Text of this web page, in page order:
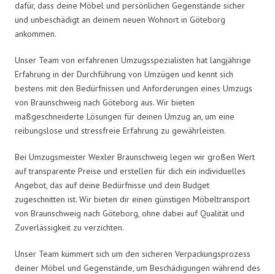
dafür, dass deine Möbel und persönlichen Gegenstände sicher
und unbeschädigt an deinem neuen Wohnort in Göteborg
ankommen.
Unser Team von erfahrenen Umzugsspezialisten hat langjährige
Erfahrung in der Durchführung von Umzügen und kennt sich
bestens mit den Bedürfnissen und Anforderungen eines Umzugs
von Braunschweig nach Göteborg aus. Wir bieten
maßgeschneiderte Lösungen für deinen Umzug an, um eine
reibungslose und stressfreie Erfahrung zu gewährleisten.
Bei Umzugsmeister Wexler Braunschweig legen wir großen Wert
auf transparente Preise und erstellen für dich ein individuelles
Angebot, das auf deine Bedürfnisse und dein Budget
zugeschnitten ist. Wir bieten dir einen günstigen Möbeltransport
von Braunschweig nach Göteborg, ohne dabei auf Qualität und
Zuverlässigkeit zu verzichten.
Unser Team kümmert sich um den sicheren Verpackungsprozess
deiner Möbel und Gegenstände, um Beschädigungen während des